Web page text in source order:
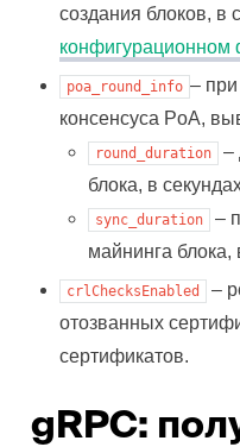
создания блоков, в
poa_round_info –
консенсуса PoA,
round_duration
–
блока, в
sync_duration
–
майнинга блока,
crlChecksEnabled
–
отозванных
сертификатов.
gRPC: